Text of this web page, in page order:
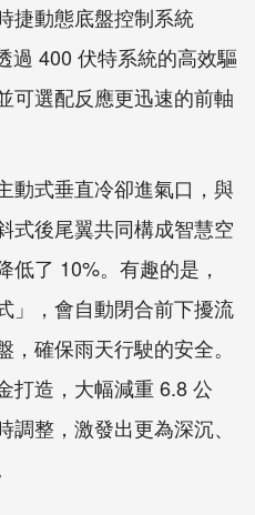
捷動態底盤控制系統
過 400 伏特系統的高效驅
可選配反應更迅速的前軸
動式垂直冷卻進氣口，與
式後尾翼共同構成智慧空
了 10%。有趣的是，
」，會自動閉合前下擾流
確保雨天行駛的安全。
打造，大幅減重 6.8 公
整，激發出更為深沉、